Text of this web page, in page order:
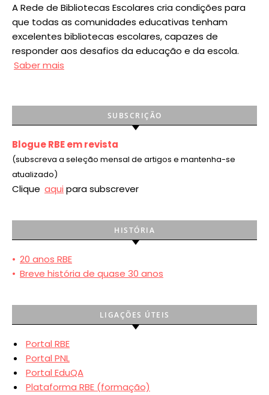
A Rede de Bibliotecas Escolares cria condições para
que todas as comunidades educativas tenham
excelentes bibliotecas escolares, capazes de
responder aos desafios da educação e da escola.
Saber mais
SUBSCRIÇÃO
Blogue RBE em revista
(subscreva a seleção mensal de artigos e mantenha-se
atualizado)
Clique aqui para subscrever
HISTÓRIA
• 20 anos RBE
• Breve história de quase 30 anos
LIGAÇÕES ÚTEIS
Portal RBE
Portal PNL
Portal EduQA
Plataforma RBE (formação)